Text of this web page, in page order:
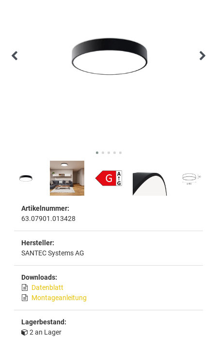
Artikelnummer:
63.07901.013428
Hersteller:
SANTEC Systems AG
Downloads:
Datenblatt
Montageanleitung
Lagerbestand:
2 an Lager